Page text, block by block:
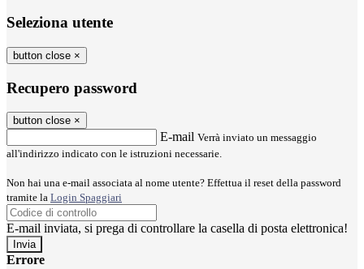
Seleziona utente
button close ×
Recupero password
button close ×
E-mail Verrà inviato un messaggio
all'indirizzo indicato con le istruzioni necessarie.
Non hai una e-mail associata al nome utente? Effettua il reset della password
tramite la Login Spaggiari
E-mail inviata, si prega di controllare la casella di posta elettronica!
Errore